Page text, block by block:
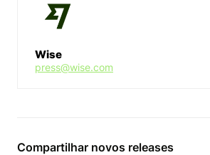
Wise
press@wise.com
Compartilhar novos releases